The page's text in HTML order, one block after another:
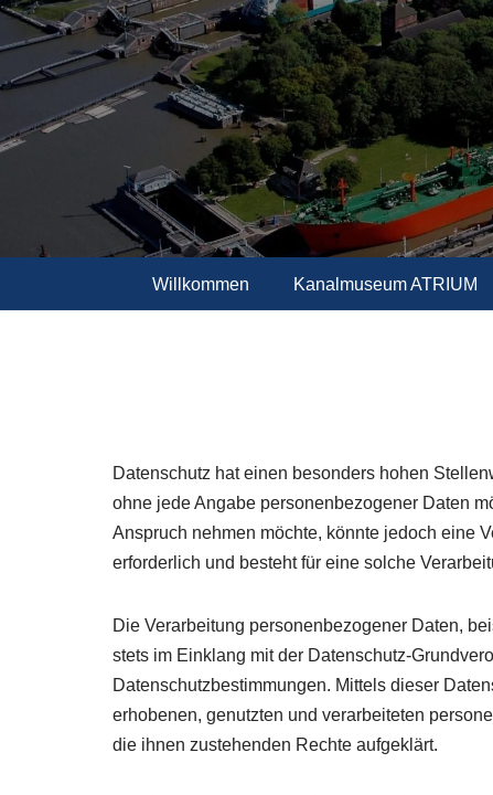
Zum
Inhalt
springen
Willkommen Kanalmuseum ATRIUM
Datenschutz hat einen besonders hohen
ohne jede Angabe personenbezogener Daten
Anspruch nehmen möchte, könnte jedoch eine
erforderlich und besteht für eine solche
Die Verarbeitung personenbezogener Daten,
stets im Einklang mit der Datenschutz-
Datenschutzbestimmungen. Mittels dieser
erhobenen, genutzten und verarbeiteten
die ihnen zustehenden Rechte aufgeklärt.